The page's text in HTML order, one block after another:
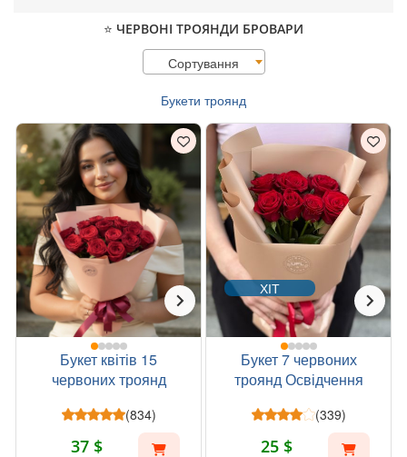
⭐ ЧЕРВОНІ ТРОЯНДИ БРОВАРИ
Сортування
Букети троянд
Букет квітів 15
червоних троянд
(834)
37 $
ХІТ
Букет 7 червоних
троянд Освідчення
(339)
25 $